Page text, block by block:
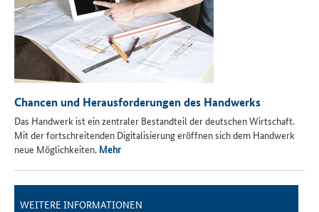
Chancen und Herausforderungen des Handwerks
Das Handwerk ist ein zentraler Bestandteil der deutschen Wirtschaft.
Mit der fortschreitenden Digitalisierung eröffnen sich dem Handwerk
neue Möglichkeiten. Mehr
WEITERE INFORMATIONEN